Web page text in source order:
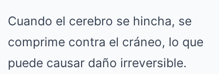
Cuando el cerebro se hincha, se
comprime contra el cráneo, lo que
puede causar daño irreversible.